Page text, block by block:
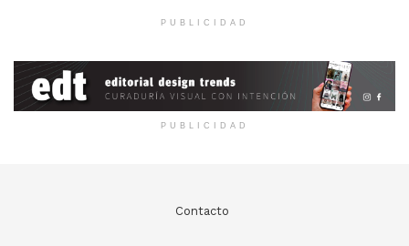
PUBLICIDAD
PUBLICIDAD
Contacto